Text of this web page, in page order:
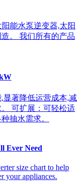
能水泵逆变器,太阳
。 我们所有的产品
显著降低运营成本,减
可扩展：可轻松适
抽水需求。
Ever Need
size chart to help
your appliances.